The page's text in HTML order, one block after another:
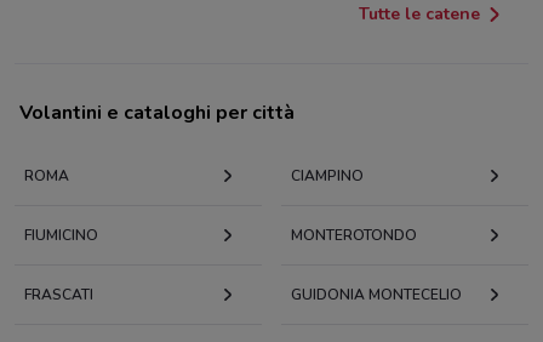
Tutte le catene
Volantini e cataloghi per città
ROMA CIAMPINO
FIUMICINO MONTEROTONDO
FRASCATI GUIDONIA MONTECELIO